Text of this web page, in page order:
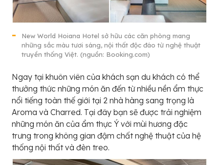
New World Hoiana Hotel sở hữu các căn phòng mang
những sắc màu tươi sáng, nội thất độc đáo từ nghệ thuật
truyền thống Việt. (nguồn: Booking.com)
Ngay tại khuôn viên của khách sạn du khách có thể
thưởng thức những món ăn đến từ nhiều nền ẩm thực
nổi tiếng toàn thế giới tại 2 nhà hàng sang trọng là
Aroma và Charred. Tại đây bạn sẽ được trải nghiệm
những món ăn của ẩm thực Ý với mùi hương đặc
trưng trong không gian đậm chất nghệ thuật của hệ
thống nội thất và đèn treo.